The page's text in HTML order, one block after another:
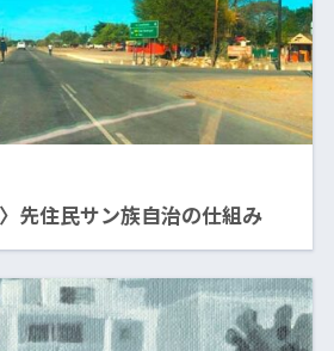
先住民サン族自治の仕組み